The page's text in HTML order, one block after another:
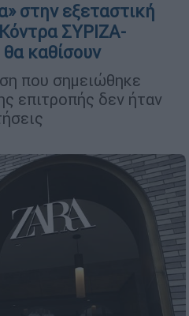
στην εξεταστική
ΣΥΡΙΖΑ-
θα καθίσουν
που σημειώθηκε
επιτροπής δεν ήταν